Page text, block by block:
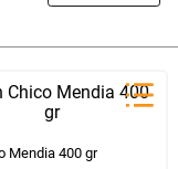
Mendia 400 gr